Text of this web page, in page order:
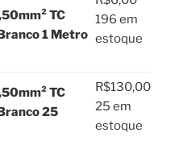
TC
1 Metro
196 em
estoque
TC
25
R$130,00
25 em
estoque